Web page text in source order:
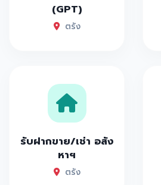
(GPT)
ตรัง
รับฝากขาย/เช่า อสัง
หาฯ
ตรัง